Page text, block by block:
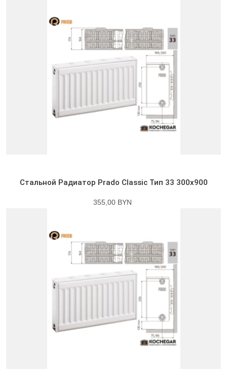
Стальной Радиатор Prado Classic Тип 33 300x900
355,00 BYN